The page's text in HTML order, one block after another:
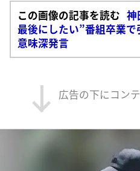
この画像の記事を読む 神
最後にしたい”番組卒業
意味深発言
広告の下にコン